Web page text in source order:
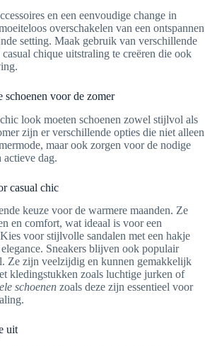
en een eenvoudige change in
overschakelen van een ontspannen
setting. Maak gebruik van verschillende
chique uitstraling te creëren die ook
voor de zomer
look moeten schoenen zowel stijlvol als
zijn er verschillende opties die niet alleen
maar ook zorgen voor de nodige
actieve dag.
casual chic
keuze voor de warmere maanden. Ze
en comfort, wat ideaal is voor een
voor stijlvolle sandalen met een hakje
Sneakers blijven ook populair
Ze zijn veelzijdig en kunnen gemakkelijk
kledingstukken zoals luchtige jurken of
schoenen zoals deze zijn essentieel voor
uit